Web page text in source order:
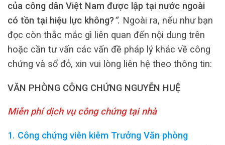
của công dân Việt Nam được lập tại nước ngoài
có tồn tại hiệu lực không?“. Ngoài ra, nếu như bạn
đọc còn thắc mắc gì liên quan đến nội dung trên
hoặc cần tư vấn các vấn đề pháp lý khác về công
chứng và sổ đỏ, xin vui lòng liên hệ theo thông tin:
VĂN PHÒNG CÔNG CHỨNG NGUYỄN HUỆ
Miễn phí dịch vụ công chứng tại nhà
1. Công chứng viên kiêm Trưởng Văn phòng